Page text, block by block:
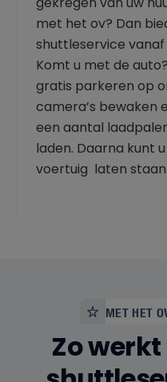
met het ov? Dan
shuttleservice
Komt u met de
gratis parkeren op
camera’s bewaken
een aantal
laden. Daarna kunt
voertuig laten
MET HET
Zo